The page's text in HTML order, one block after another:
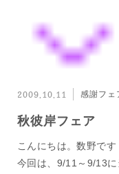
2009.10.11 感謝フェ
秋彼岸フェア
こんにちは。数野です
今回は、9/11～9/13に